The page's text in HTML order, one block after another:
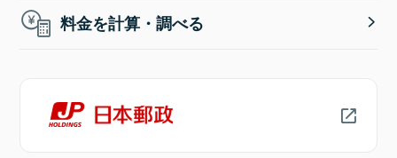
料金を計算・調べる